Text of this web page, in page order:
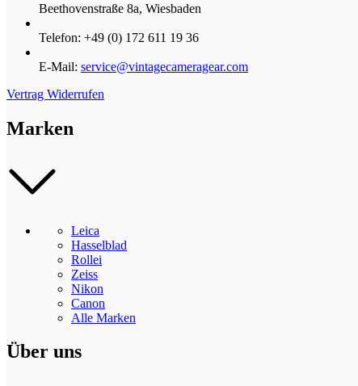
Beethovenstraße 8a, Wiesbaden
Telefon: +49 (0) 172 611 19 36
E-Mail: service@vintagecameragear.com
Vertrag Widerrufen
Marken
Leica
Hasselblad
Rollei
Zeiss
Nikon
Canon
Alle Marken
Über uns